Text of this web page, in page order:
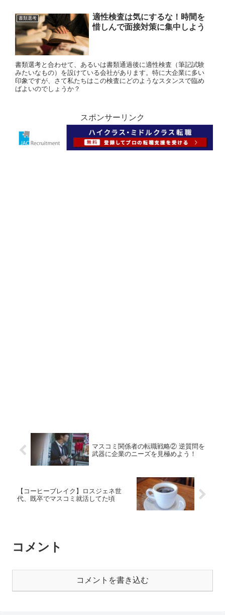
書類選考
適性検査は気にするな！時間を
惜しんで面接対策に集中しよう
書類選考と合わせて、あるいは書類通過後に適性検査（筆記試験
みたいなもの）を設けている会社があります。特に大企業に多い
印象ですが、さて私たちはこの検査にどのようなスタンスで臨め
ばよいのでしょうか？
スポンサーリンク
マスコミ関係者の転職戦略② 逆質問を
武器に企業のニーズを見極めよう！
【コーヒーブレイク】ロスジェネ世
代、既卒でマスコミ就活してた頃
コメント
コメントを書き込む